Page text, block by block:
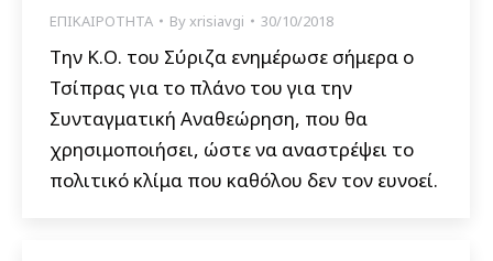
ΕΠΙΚΑΙΡΟΤΗΤΑ Byxrisiavgi 30/10/2018
Την Κ.Ο. του Σύριζα ενημέρωσε σήμερα ο
Τσίπρας για το πλάνο του για την
Συνταγματική Αναθεώρηση, που θα
χρησιμοποιήσει, ώστε να αναστρέψει το
πολιτικό κλίμα που καθόλου δεν τον ευνοεί.